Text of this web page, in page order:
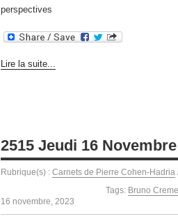
perspectives
Lire la suite...
2515 Jeudi 16
Rubrique(s) : Carnets de Pierre Cohen-Hadria
Tags: Bruno
16 novembre, 2023